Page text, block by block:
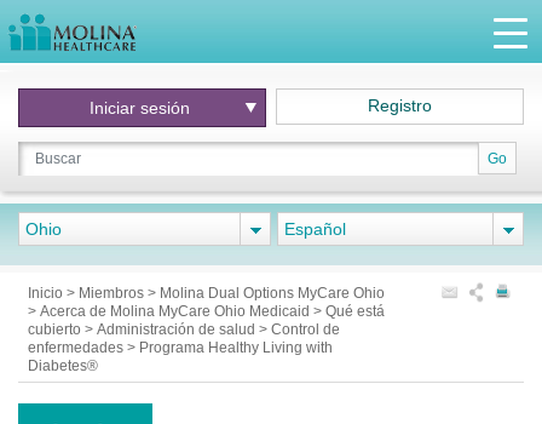
Go
Iniciar sesión Registro
Ohio Español
Inicio > Miembros > Molina Dual Options MyCare Ohio
> Acerca de Molina MyCare Ohio Medicaid > Qué está
cubierto > Administración de salud > Control de
enfermedades > Programa Healthy Living with
Diabetes®